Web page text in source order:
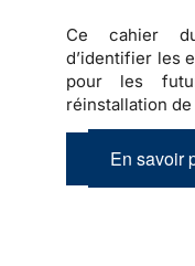
Ce cahier
d’identifier les
pour les
réinstallation de
En savoir